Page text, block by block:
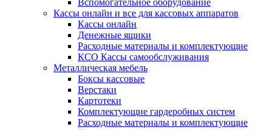
Вспомогательное оборудование
Кассы онлайн и все для кассовых аппаратов
Кассы онлайн
Денежные ящики
Расходные материалы и комплектующие
КСО Кассы самообслуживания
Металлическая мебель
Боксы кассовые
Верстаки
Картотеки
Комплектующие гардеробных систем
Расходные материалы и комплектующие